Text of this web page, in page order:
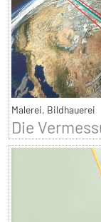
Malerei, Bildhauerei
Die